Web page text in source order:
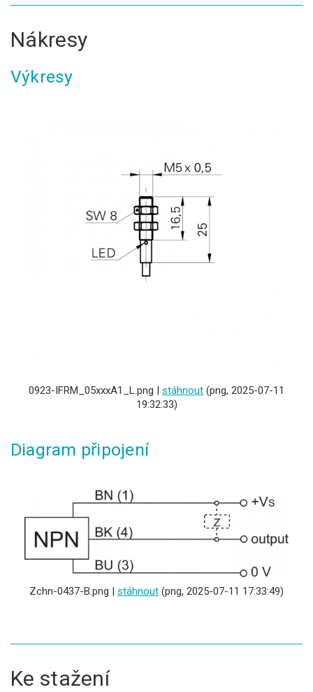
Nákresy
Výkresy
0923-IFRM_05xxxA1_L.png | stáhnout (png, 2025-07-11
19:32:33)
Diagram připojení
Zchn-0437-B.png | stáhnout (png, 2025-07-11 17:33:49)
Ke stažení